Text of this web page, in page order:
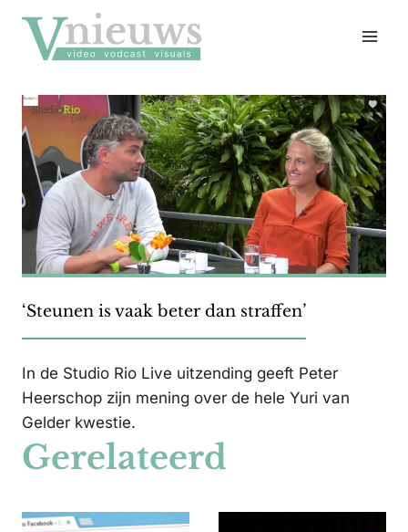
naar
inhoud
‘Steunen is vaak beter dan straffen’
In de Studio Rio Live uitzending geeft Peter
Heerschop zijn mening over de hele Yuri van
Gelder kwestie.
Gerelateerd